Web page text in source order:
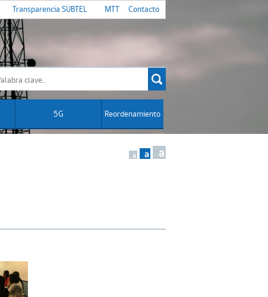
Transparencia SUBTEL MTT Contacto
5G Reordenamiento
a a a